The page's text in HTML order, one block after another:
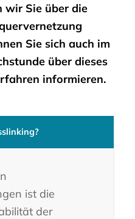
wir Sie über die
Sie sich auch im
über dieses
informieren.
ist die
der